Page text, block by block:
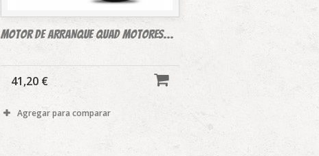
motor de ARRANQUE quad motores...
41,20 €
Agregar para comparar